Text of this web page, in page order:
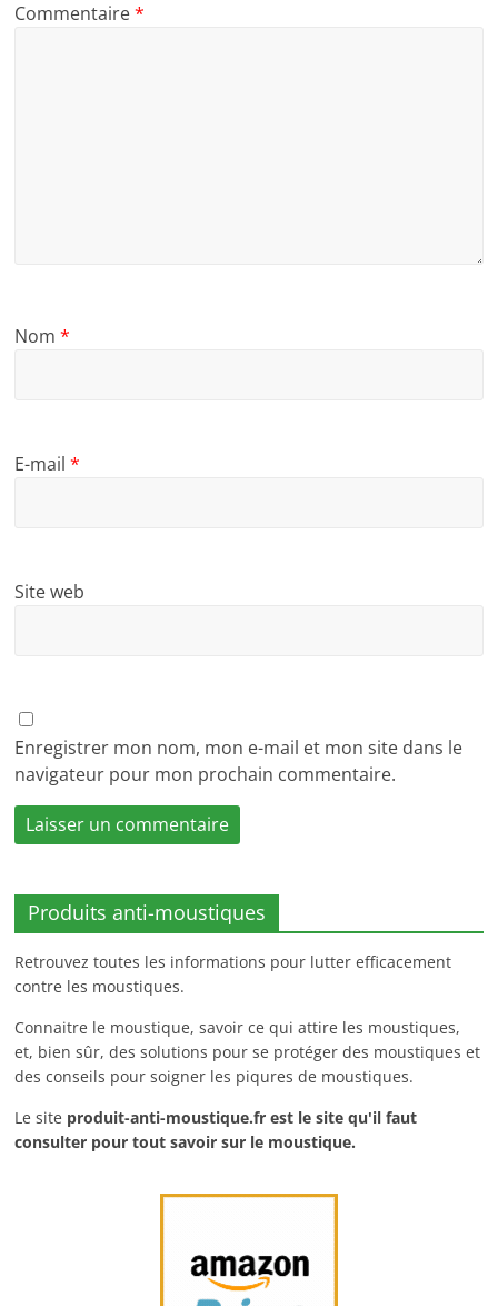
Commentaire*
Nom*
E-mail*
Site web
Enregistrer mon nom, mon e-mail et mon site dans le
navigateur pour mon prochain commentaire.
Produits anti-moustiques
Retrouvez toutes les informations pour lutter efficacement
contre les moustiques.
Connaitre le moustique, savoir ce qui attire les moustiques,
et, bien sûr, des solutions pour se protéger des moustiques et
des conseils pour soigner les piqures de moustiques.
Le site produit-anti-moustique.fr est le site qu'il faut
consulter pour tout savoir sur le moustique.